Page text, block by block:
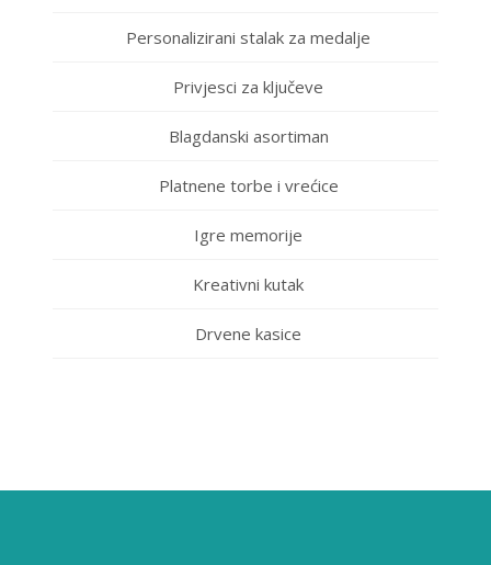
Personalizirani stalak za medalje
Privjesci za ključeve
Blagdanski asortiman
Platnene torbe i vrećice
Igre memorije
Kreativni kutak
Drvene kasice